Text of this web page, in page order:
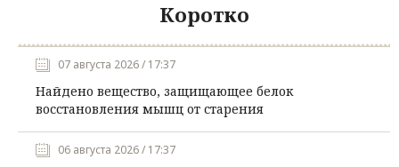
Коротко
07 августа 2026 / 17:37
Найдено вещество, защищающее белок
восстановления мышц от старения
06 августа 2026 / 17:37